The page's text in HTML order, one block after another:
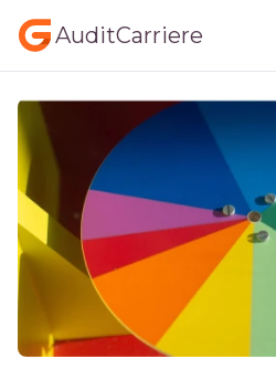
AuditCarriere